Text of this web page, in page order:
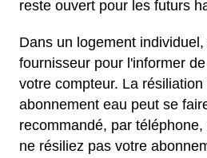
reste ouvert pour les futurs
Dans un logement
fournisseur pour l'informer
votre compteur. La résiliation
abonnement eau peut se
recommandé, par
ne résiliez pas votre